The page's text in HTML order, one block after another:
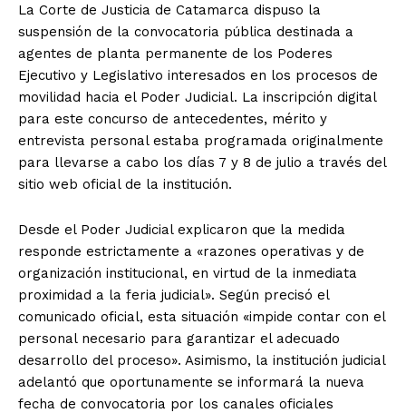
La Corte de Justicia de Catamarca dispuso la
suspensión de la convocatoria pública destinada a
agentes de planta permanente de los Poderes
Ejecutivo y Legislativo interesados en los procesos de
movilidad hacia el Poder Judicial. La inscripción digital
para este concurso de antecedentes, mérito y
entrevista personal estaba programada originalmente
para llevarse a cabo los días 7 y 8 de julio a través del
sitio web oficial de la institución.
Desde el Poder Judicial explicaron que la medida
responde estrictamente a «razones operativas y de
organización institucional, en virtud de la inmediata
proximidad a la feria judicial». Según precisó el
comunicado oficial, esta situación «impide contar con el
personal necesario para garantizar el adecuado
desarrollo del proceso». Asimismo, la institución judicial
adelantó que oportunamente se informará la nueva
fecha de convocatoria por los canales oficiales